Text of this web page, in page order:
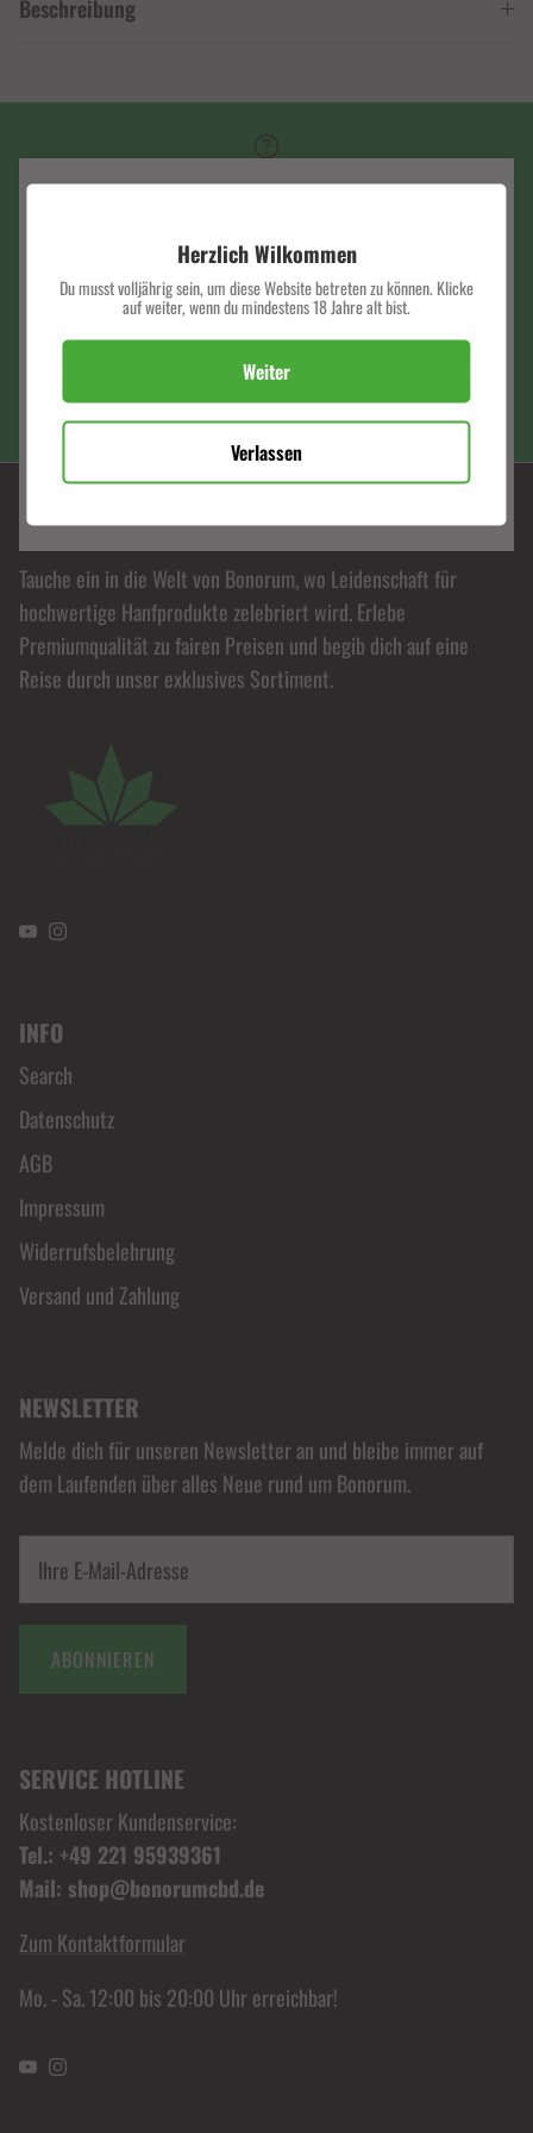
Beschreibung
SERVICE HOTLINE
SCHNELLER VERSAND
PREMIUM QUALITÄT
BONORUM PREMIUM HEMP SHOP
Tauche ein in die Welt von Bonorum, wo Leidenschaft für
hochwertige Hanfprodukte zelebriert wird. Erlebe
Premiumqualität zu fairen Preisen und begib dich auf eine
Reise durch unser exklusives Sortiment.
YouTubeInstagram
INFO
Search
Datenschutz
AGB
Impressum
Widerrufsbelehrung
Versand und Zahlung
NEWSLETTER
Melde dich für unseren Newsletter an und bleibe immer auf
dem Laufenden über alles Neue rund um Bonorum.
ABONNIEREN
SERVICE HOTLINE
Kostenloser Kundenservice:
Tel.: +49 221 95939361
Mail: shop@bonorumcbd.de
Zum Kontaktformular
Mo. - Sa. 12:00 bis 20:00 Uhr erreichbar!
YouTubeInstagram
MELDE DICH BEIM NEWSLETTER AN
Verpasse keine exklusiven Deals und Angebote mehr.
ABONNIEREN
Herzlich Wilkommen
Du musst volljährig sein, um diese Website betreten zu können. Klicke
auf weiter, wenn du mindestens 18 Jahre alt bist.
Weiter
Verlassen